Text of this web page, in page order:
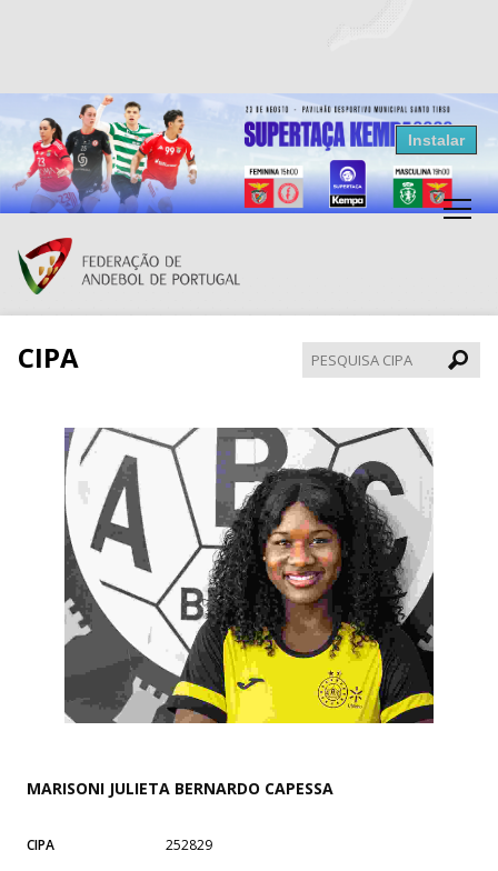
Resultados Andebol
Federação de Andebol de Portugal
Grátis - Disponivel na Play Store
Instalar
CIPA
CIPA
MARISONI JULIETA BERNARDO CAPESSA
CIPA
252829